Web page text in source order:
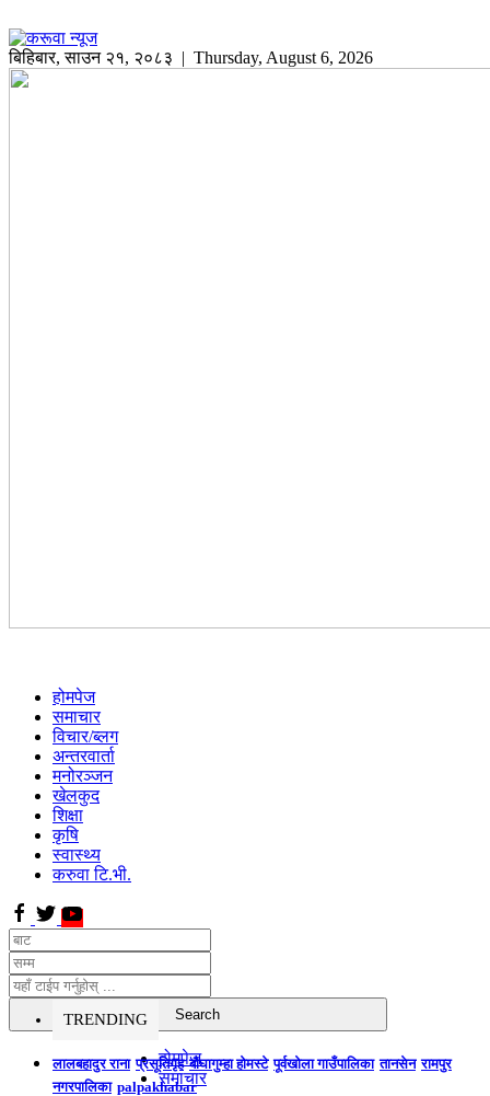
बिहिबार,साउन २१, २०८३ | Thursday, August 6, 2026
होमपेज
समाचार
विचार/ब्लग
अन्तरवार्ता
मनोरञ्जन
खेलकुद
शिक्षा
कृषि
स्वास्थ्य
करुवा टि.भी.
TRENDING
लालबहादुर राना प्रसूतिगृह बौघागुम्हा होमस्टे पूर्वखोला गाउँपालिका तानसेन रामपुर
नगरपालिका palpakhabar
होमपेज
समाचार